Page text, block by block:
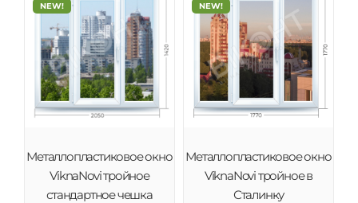
NEW!
Металлопластиковое окно
ViknaNovi тройное
стандартное чешка
NEW!
Металлопластиковое окно
ViknaNovi тройное в
Сталинку